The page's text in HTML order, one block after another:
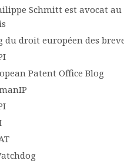
Schmitt est avocat au
du droit européen des
Patent Office Blog